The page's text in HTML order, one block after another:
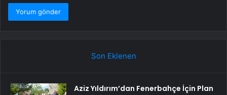
Son Eklenen
Aziz Yıldırım’dan Fenerbahçe İçin Plan